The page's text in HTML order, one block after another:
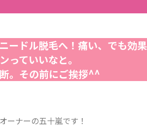
ードル脱毛へ！痛い、でも効
っていいなと。
。その前にご挨拶^^
ーナーの五十嵐です！